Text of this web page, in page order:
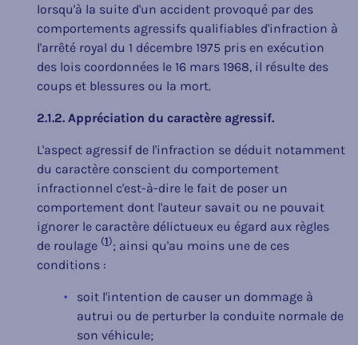
lorsqu'à la suite d'un accident provoqué par des
comportements agressifs qualifiables d'infraction à
l'arrêté royal du 1 décembre 1975 pris en exécution
des lois coordonnées le 16 mars 1968, il résulte des
coups et blessures ou la mort.
2.1.2. Appréciation du caractère agressif.
L'aspect agressif de l'infraction se déduit notamment
du caractère conscient du comportement
infractionnel c'est-à-dire le fait de poser un
comportement dont l'auteur savait ou ne pouvait
ignorer le caractère délictueux eu égard aux règles
de roulage (1); ainsi qu'au moins une de ces
conditions :
soit l'intention de causer un dommage à
autrui ou de perturber la conduite normale de
son véhicule;